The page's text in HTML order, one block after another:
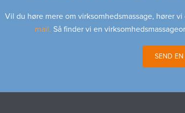
Vil du høre mere om virksomhedsmassage, hører
mail. Så finder vi en
SEND